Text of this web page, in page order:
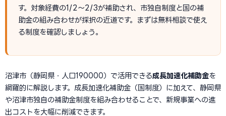
す。対象経費の1/2〜2/3が補助され、市独自制度と国の補
助金の組み合わせが採択の近道です。まずは無料相談で使え
る制度を確認しましょう。
沼津市（静岡県・人口190000）で活用できる成長加速化補助金を
網羅的に解説します。成長加速化補助金（国制度）に加えて、静岡県
や沼津市独自の補助金制度を組み合わせることで、新規事業への進
出コストを大幅に削減できます。